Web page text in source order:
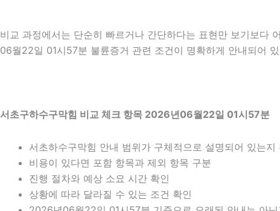
비교 과정에서는 단순히 빠르거나 간단하다는 표현만 보기보다
06월22일 01시57분 불륜증거 관련 조건이 명확하게 안내되어
서초구하수구막힘 비교 체크 항목 2026년06월22일 01시57분
서초하수구막힘 안내 범위가 구체적으로 설명되어 있는지
비용이 있다면 포함 항목과 제외 항목 구분
진행 절차와 예상 소요 시간 확인
상황에 따라 달라질 수 있는 조건 확인